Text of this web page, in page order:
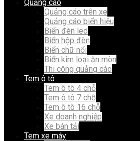
Quảng cáo
Quảng cáo trên xe
Quảng cáo biển hiệu
Biển đèn led
Biển hộp đèn
Biển chữ nổi
Biển kim loại ăn mòn
Thi công quảng cáo
Tem ô tô
Tem ô tô 4 chỗ
Tem ô tô 7 chỗ
Tem ô tô 16 chỗ
Xe doanh nghiệp
Xe bán tải
Tem xe máy